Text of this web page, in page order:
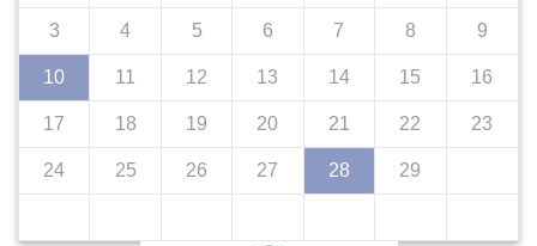
3 4 5 6 7 8 9
10 11 12 13 14 15 16
17 18 19 20 21 22 23
24 25 26 27 28 29